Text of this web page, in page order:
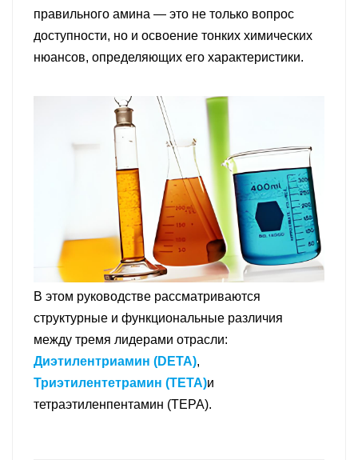
правильного амина — это не только вопрос
доступности, но и освоение тонких химических
нюансов, определяющих его характеристики.
В этом руководстве рассматриваются
структурные и функциональные различия
между тремя лидерами отрасли:
Диэтилентриамин (DETA),
Триэтилентетрамин (TETA)и
тетраэтиленпентамин (TEPA).